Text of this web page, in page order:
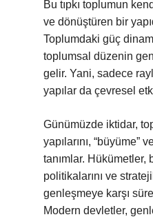
Bu tıpkı toplumun
ve dönüştüren bir
Toplumdaki güç
toplumsal düzenin
gelir. Yani, sadece
yapılar da çevresel
Günümüzde iktidar,
yapılarını, “büyüme”
tanımlar. Hükümetler,
politikalarını ve
genleşmeye karşı
Modern devletler,